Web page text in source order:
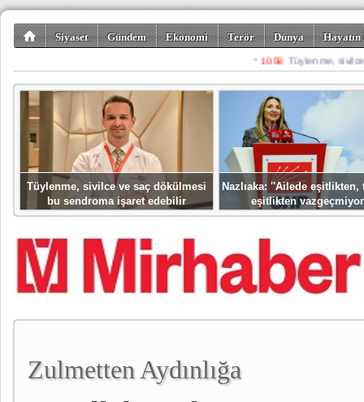
Siyaset Gündem Ekonomi Terör Dünya
Gezi-Turizm Spor Misafir
Tüylenme, sivilce ve saç dökülmesi
bu sendroma işaret edebilir
Nazlıaka: ''Ailede eşitlikten,
eşitlikten
Zulmetten Aydınlığa